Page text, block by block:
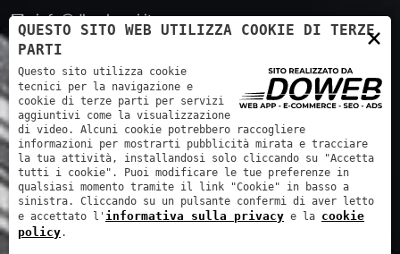
info@dbnoleggi.it
045 4501077
Db noleggi s.r.l. |P. IVA: 04441580232| REA: VR420724
Cap. Soc.: 60.000,00 €
Informativa sulla privacy
×
QUESTO SITO WEB UTILIZZA COOKIE DI TERZE
PARTI
Questo sito utilizza cookie
tecnici per la navigazione e
cookie di terze parti per servizi
aggiuntivi come la visualizzazione
di video. Alcuni cookie potrebbero raccogliere
informazioni per mostrarti pubblicità mirata e tracciare
la tua attività, installandosi solo cliccando su "Accetta
tutti i cookie". Puoi modificare le tue preferenze in
qualsiasi momento tramite il link "Cookie" in basso a
sinistra. Cliccando su un pulsante confermi di aver letto
e accettato l' informativa sulla privacy e la cookie
policy.